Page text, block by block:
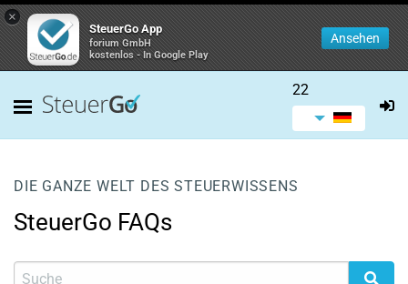
×
SteuerGo App
forium GmbH
kostenlos - In Google Play
Ansehen
22
DIE GANZE WELT DES STEUERWISSENS
SteuerGo FAQs